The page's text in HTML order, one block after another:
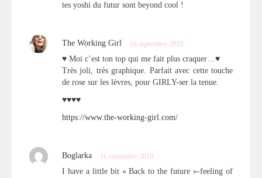
tes yoshi du futur sont beyond cool !
The Working Girl 16 septembre 2010
♥ Moi c’est ton top qui me fait plus craquer…♥
Très joli, très graphique. Parfait avec cette touche
de rose sur les lèvres, pour GIRLY-ser la tenue.
♥♥♥♥
https://www.the-working-girl.com/
Boglarka 16 septembre 2010
I have a little bit « Back to the future »-feeling of